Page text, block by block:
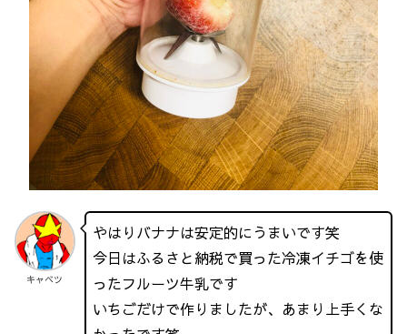
キャベツ
やはりバナナは安定的にうまいです笑
今日はふるさと納税で買った冷凍イチゴを使
ったフルーツ牛乳です
いちごだけで作りましたが、あまり上手くな